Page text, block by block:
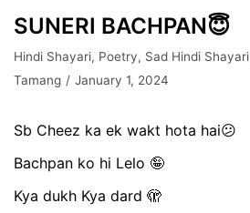
SUNERI BACHPAN😇
Hindi Shayari, Poetry, Sad Hindi Shayari
Tamang
January 1, 2024
Sb Cheez ka ek wakt hota hai😕
Bachpan ko hi Lelo 🤪
Kya dukh Kya dard 🫣